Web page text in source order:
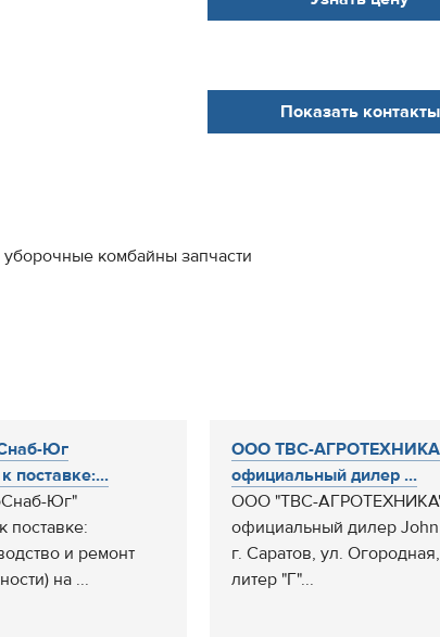
Показать контакты
уборочные комбайны запчасти
Юг
поставке:...
Юг"
поставке:
и ремонт
на ...
ООО ТВС-АГРОТЕХНИКА
официальный дилер ...
ООО "ТВС-
официальный дилер
г. Саратов, ул.
литер "Г"...